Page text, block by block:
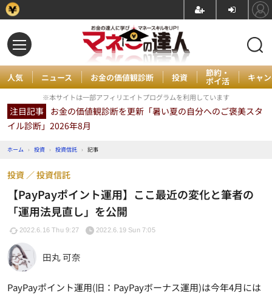
人気 ニュース お金の価値観診断 投資 節約・
ポイ活 キャ
※本サイトは一部アフィリエイトプログラムを利用しています
注目記事 お金の価値観診断を更新「暑い夏の自分へのご褒美スタ
イル診断」2026年8月
ホーム › 投資 › 投資信託 › 記事
【PayPayポイント運用】ここ最近の変化と筆者の
「運用法見直し」を公開
投資 投資信託
2022.6.16 Thu 9:27 2022.6.19 Sun 7:05
田丸 可奈
PayPayポイント運用(旧：PayPayボーナス運用)は今年4月には